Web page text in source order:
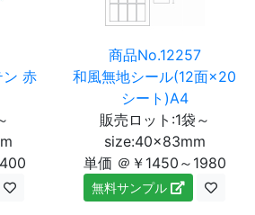
ン 赤
商品No.12257
和風無地シール(12面×20
シート)A4
販売ロット:1袋～
size:40×83mm
単価 ＠￥1450～1980
無料サンプル